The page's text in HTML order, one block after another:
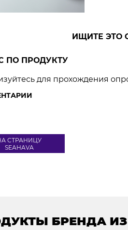
ИЩИТЕ ЭТО
ПО ПРОДУКТУ
для прохождения
СТРАНИЦУ
SEAHAVA
БРЕНДА